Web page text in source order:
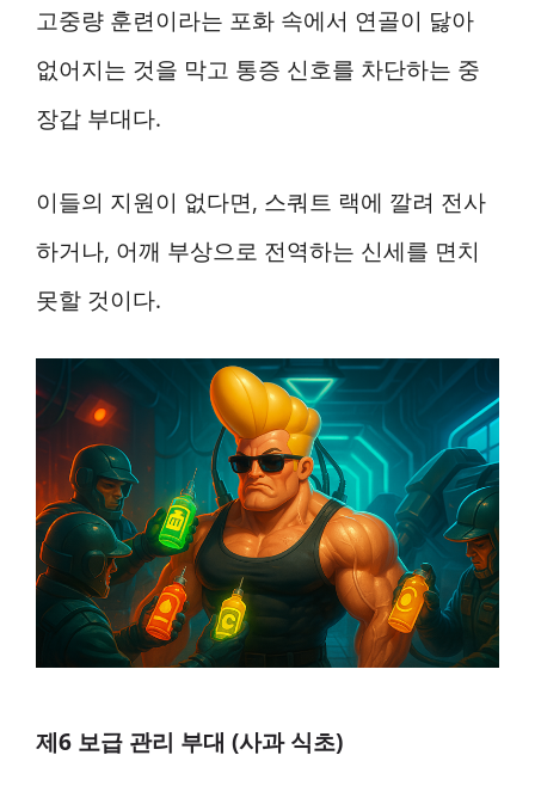
고중량 훈련이라는 포화 속에서 연골이 닳아
없어지는 것을 막고 통증 신호를 차단하는 중
장갑 부대다.
이들의 지원이 없다면, 스쿼트 랙에 깔려 전사
하거나, 어깨 부상으로 전역하는 신세를 면치
못할 것이다.
제6 보급 관리 부대 (사과 식초)